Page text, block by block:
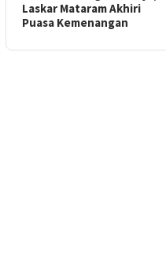
Laskar Mataram Akhiri
Puasa Kemenangan